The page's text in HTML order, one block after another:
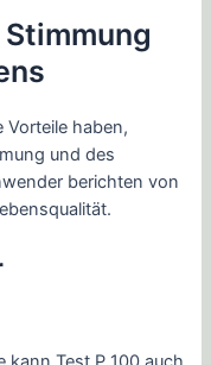
Vorteile haben,
und des
berichten von